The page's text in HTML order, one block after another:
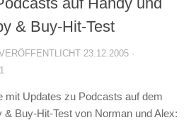
& Buy-Hit-Test
23.12.2005 ·
mit Updates zu Podcasts auf dem
Buy-Hit-Test von Norman und Alex: